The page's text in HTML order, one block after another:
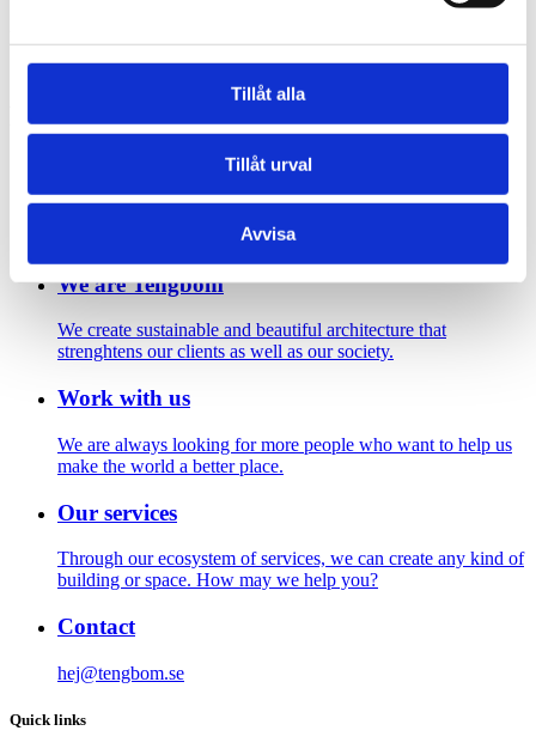
Tillåt alla
Tillåt urval
Avvisa
Footer
we look forward to hearing from you.
We are Tengbom
We create sustainable and beautiful architecture that
strenghtens our clients as well as our society.
Work with us
We are always looking for more people who want to help us
make the world a better place.
Our services
Through our ecosystem of services, we can create any kind of
building or space. How may we help you?
Contact
hej@tengbom.se
Quick links